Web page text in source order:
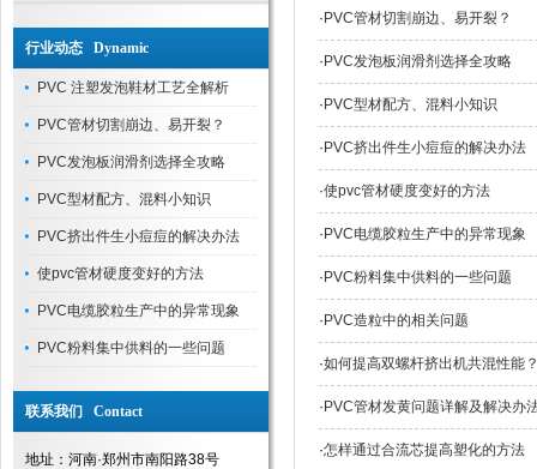
行业动态 Dynamic
PVC 注塑发泡鞋材工艺全解析
PVC管材切割崩边、易开裂？
PVC发泡板润滑剂选择全攻略
PVC型材配方、混料小知识
PVC挤出件生小痘痘的解决办法
使pvc管材硬度变好的方法
PVC电缆胶粒生产中的异常现象
PVC粉料集中供料的一些问题
联系我们 Contact
地址：河南·郑州市南阳路38号
· PVC管材切割崩边、易开裂？
· PVC发泡板润滑剂选择全攻略
· PVC型材配方、混料小知识
· PVC挤出件生小痘痘的解决办法
·使pvc管材硬度变好的方法
· PVC电缆胶粒生产中的异常现象
· PVC粉料集中供料的一些问题
· PVC造粒中的相关问题
·如何提高双螺杆挤出机共混性能
· PVC管材发黄问题详解及解决办
·怎样通过合流芯提高塑化的方法